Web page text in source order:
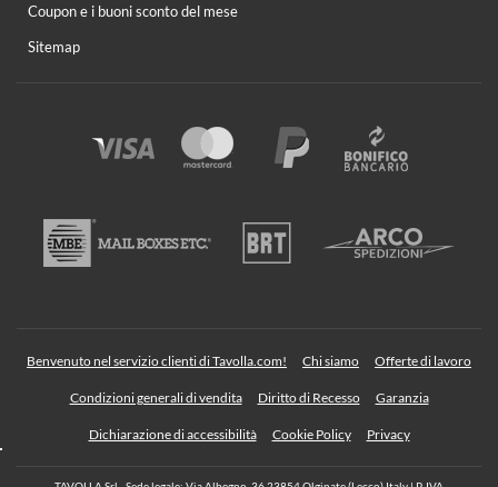
Coupon e i buoni sconto del mese
Sitemap
Benvenuto nel servizio clienti di Tavolla.com! Chi siamo Offerte di lavoro
Condizioni generali di vendita Diritto di Recesso Garanzia
Dichiarazione di accessibilità Cookie Policy Privacy